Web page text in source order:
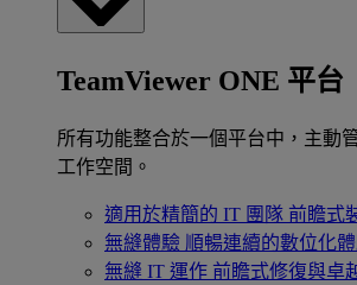
TeamViewer ONE 平台
所有功能整合於一個平台中，主動
工作空間。
適用於精簡的 IT 團隊 前瞻式
無縫體驗 順暢連續的數位化
無縫 IT 運作 前瞻式修復與卓